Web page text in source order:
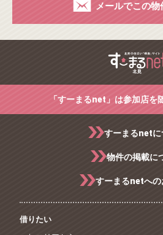
メールでこの物
「すーまるnet」は参加店を
すーまるnetに
物件の掲載に
すーまるnetへの
借りたい